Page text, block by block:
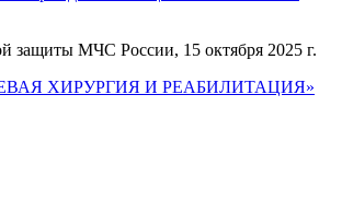
защиты МЧС России, 15 октября 2025 г.
ХИРУРГИЯ И РЕАБИЛИТАЦИЯ»